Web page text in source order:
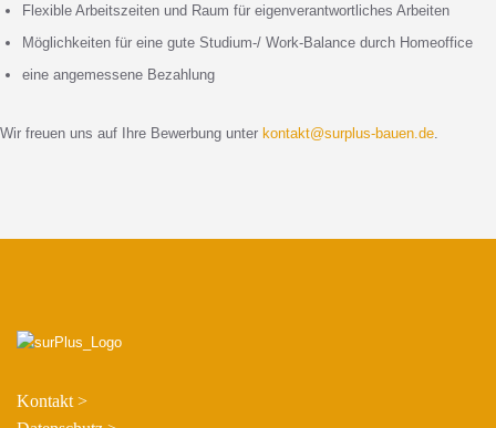
Flexible Arbeitszeiten und Raum für eigenverantwortliches Arbeiten
Möglichkeiten für eine gute Studium-/ Work-Balance durch Homeoffice
eine angemessene Bezahlung
Wir freuen uns auf Ihre Bewerbung unter kontakt@surplus-bauen.de.
Kontakt >